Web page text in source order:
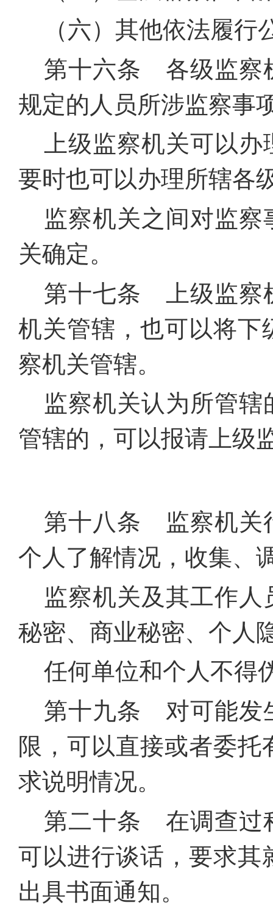
（六）其他依法履行
第十六条 各级监察
规定的人员所涉监察事
上级监察机关可以
要时也可以办理所辖各
监察机关之间对监
关确定。
第十七条 上级监察
机关管辖，也可以将下
察机关管辖。
监察机关认为所管
管辖的，可以报请上级
第十八条 监察机关
个人了解情况，收集、
监察机关及其工作
秘密、商业秘密、个人
任何单位和个人不得
第十九条 对可能发
限，可以直接或者委
求说明情况。
第二十条 在调查过
可以进行谈话，要求其
出具书面通知。